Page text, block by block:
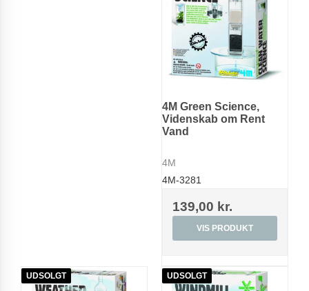
4M Green Science,
Videnskab om Rent
Vand
4M
4M-3281
139,00 kr.
VIS PRODUKT
UDSOLGT UDSOLGT